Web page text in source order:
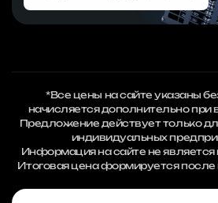
*Все цены на сайте указаны
начисляется дополнительно при
Предложение действует только
индивидуальных
Информация на сайте не
Итоговая цена формируется после